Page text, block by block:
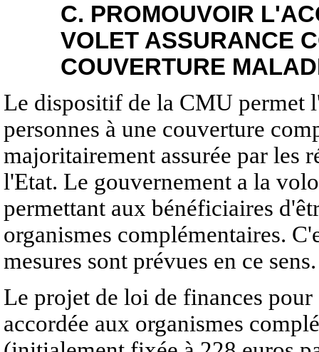
C. PROMOUVOIR
VOLET ASSURANCE
COUVERTURE
Le dispositif de la CMU permet
personnes à une couverture
majoritairement assurée par les
l'Etat. Le gouvernement a la
permettant aux bénéficiaires
organismes complémentaires.
mesures sont prévues en ce sens.
Le projet de loi de finances
accordée aux organismes